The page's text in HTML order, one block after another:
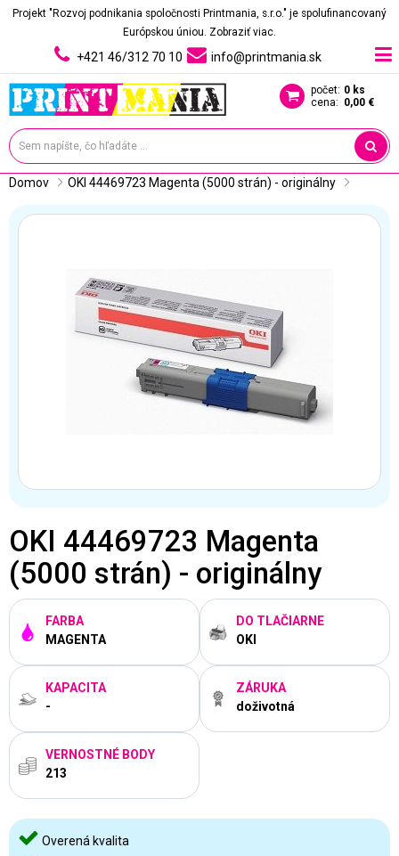
Projekt "Rozvoj podnikania spoločnosti Printmania, s.r.o." je spolufinancovaný
Európskou úniou. Zobraziť viac.
+421 46/312 70 10 info@printmania.sk
počet: 0 ks
cena: 0,00 €
Domov OKI 44469723 Magenta (5000 strán) - originálny
OKI 44469723 Magenta
(5000 strán) - originálny
FARBA
MAGENTA
DO TLAČIARNE
OKI
KAPACITA
-
ZÁRUKA
doživotná
VERNOSTNÉ BODY
213
Overená kvalita